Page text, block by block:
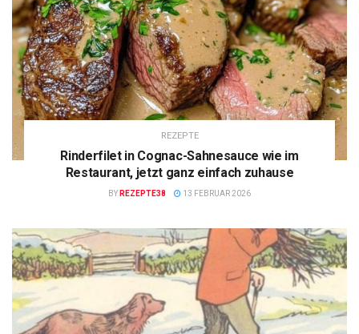
REZEPTE
Rinderfilet in Cognac-Sahnesauce wie im
Restaurant, jetzt ganz einfach zuhause
BY REZEPTE38 13 FEBRUAR 2026